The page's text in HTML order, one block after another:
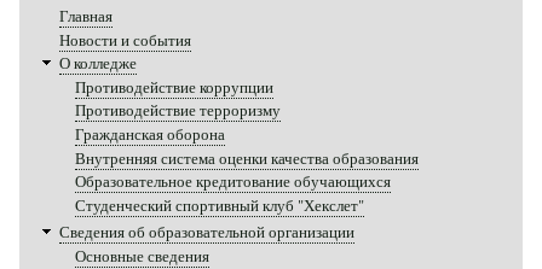
Главная
Новости и события
О колледже
Противодействие коррупции
Противодействие терроризму
Гражданская оборона
Внутренняя система оценки качества образования
Образовательное кредитование обучающихся
Студенческий спортивный клуб "Хекслет"
Сведения об образовательной организации
Основные сведения